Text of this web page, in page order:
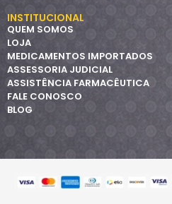
INSTITUCIONAL
QUEM SOMOS
LOJA
MEDICAMENTOS IMPORTADOS
ASSESSORIA JUDICIAL
ASSISTÊNCIA FARMACÊUTICA
FALE CONOSCO
BLOG